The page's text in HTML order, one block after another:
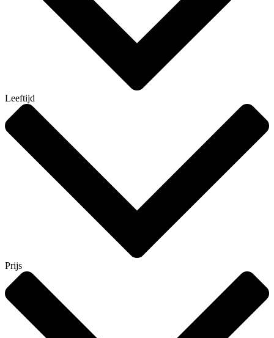
Leeftijd
Prijs